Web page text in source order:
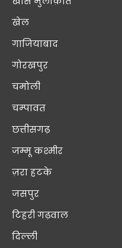
खेल
गाजियाबाद
गोरखपुर
चमोली
चम्पावत
छत्तीसगढ़
जम्मू कश्मीर
ज़रा हटके
जसपुर
टिहरी गढ़वाल
दिल्ली